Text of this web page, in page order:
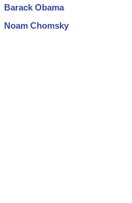
Barack Obama
Noam Chomsky